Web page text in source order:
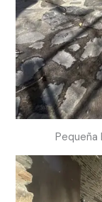
Pequeña